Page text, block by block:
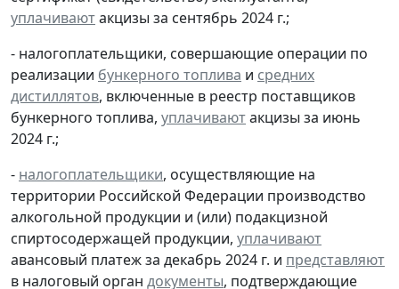
уплачиваютакцизы за сентябрь 2024 г.;
- налогоплательщики, совершающие операции по
реализации бункерного топлива и средних
дистиллятов, включенные в реестр поставщиков
бункерного топлива, уплачиваютакцизы за июнь
2024 г.;
- налогоплательщики, осуществляющие на
территории Российской Федерации производство
алкогольной продукции и (или) подакцизной
спиртосодержащей продукции, уплачивают
авансовый платеж за декабрь 2024 г. и представляют
в налоговый орган документы, подтверждающие